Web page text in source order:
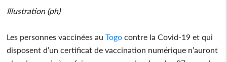
Illustration (ph)
Les personnes vaccinées auTogo contre la Covid-19 et qui
disposent d’un certificat de vaccination numérique n’auront